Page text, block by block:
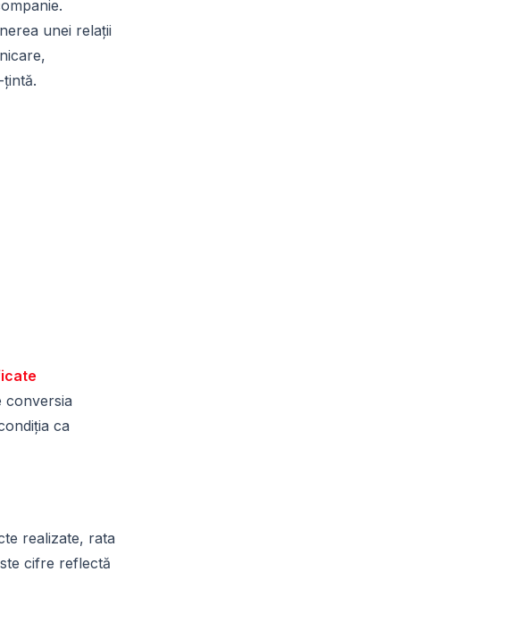
unei relații
conversia
ca
realizate, rata
cifre reflectă